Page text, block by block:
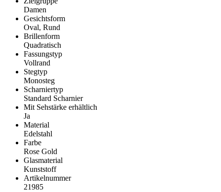
Damen
Gesichtsform
Oval, Rund
Brillenform
Quadratisch
Fassungstyp
Vollrand
Stegtyp
Monosteg
Scharniertyp
Standard Scharnier
Mit Sehstärke erhältlich
Ja
Material
Edelstahl
Farbe
Rose Gold
Glasmaterial
Kunststoff
Artikelnummer
21985